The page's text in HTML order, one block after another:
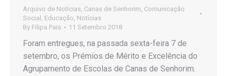
Arquivo de Notícias, Canas de Senhorim, Comunicação
Social , Educação, Notícias
By Filipa Pais 11 Setembro 2018
Foram entregues, na passada sexta-feira 7 de
setembro, os Prémios de Mérito e Excelência do
Agrupamento de Escolas de Canas de Senhorim.